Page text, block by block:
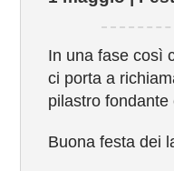
In una fase così
ci porta a
pilastro
Buona festa dei